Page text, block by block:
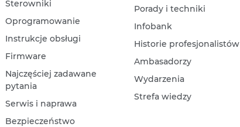
Sterowniki
Oprogramowanie
Instrukcje obsługi
Firmware
Najczęściej zadawane
pytania
Serwis i naprawa
Bezpieczeństwo
Porady i techniki
Infobank
Historie profesjonalistów
Ambasadorzy
Wydarzenia
Strefa wiedzy